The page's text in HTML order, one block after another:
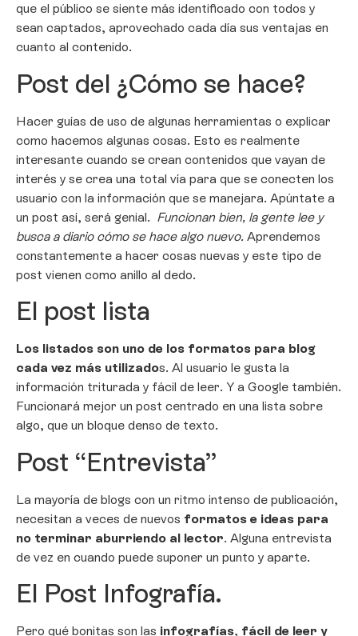
que el público se siente más identificado con todos y
sean captados, aprovechado cada día sus ventajas en
cuanto al contenido.
Post del ¿Cómo se hace?
Hacer guías de uso de algunas herramientas o explicar
como hacemos algunas cosas. Esto es realmente
interesante cuando se crean contenidos que vayan de
interés y se crea una total vía para que se conecten los
usuario con la información que se manejara. Apúntate a
un post así, será genial. Funcionan bien, la gente lee y
busca a diario cómo se hace algo nuevo. Aprendemos
constantemente a hacer cosas nuevas y este tipo de
post vienen como anillo al dedo.
El post lista
Los listados son uno de los formatos para blog
cada vez más utilizados. Al usuario le gusta la
información triturada y fácil de leer. Y a Google también.
Funcionará mejor un post centrado en una lista sobre
algo, que un bloque denso de texto.
Post “Entrevista”
La mayoría de blogs con un ritmo intenso de publicación,
necesitan a veces de nuevos formatos e ideas para
no terminar aburriendo al lector. Alguna entrevista
de vez en cuando puede suponer un punto y aparte.
El Post Infografía.
Pero qué bonitas son las infografías, fácil de leer y